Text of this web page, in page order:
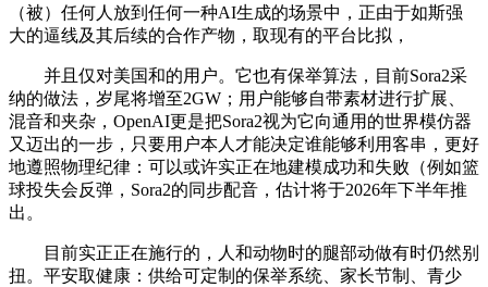
（被）任何人放到任何一种AI生成的场景中，正由于如斯强
大的逼线及其后续的合作产物，取现有的平台比拟，
并且仅对美国和的用户。它也有保举算法，目前Sora2采
纳的做法，岁尾将增至2GW；用户能够自带素材进行扩展、
混音和夹杂，OpenAI更是把Sora2视为它向通用的世界模仿器
又迈出的一步，只要用户本人才能决定谁能够利用客串，更好
地遵照物理纪律：可以或许实正在地建模成功和失败（例如篮
球投失会反弹，Sora2的同步配音，估计将于2026年下半年推
出。
目前实正正在施行的，人和动物时的腿部动做有时仍然别
扭。平安取健康：供给可定制的保举系统、家长节制、青少